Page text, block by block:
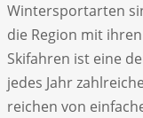
Wintersportarten
die Region mit
Skifahren ist eine
jedes Jahr
reichen von